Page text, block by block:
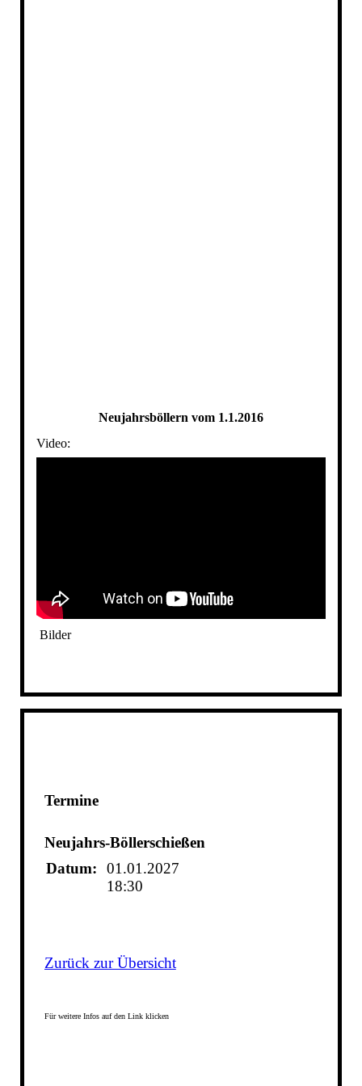
Neujahrsböllern vom 1.1.2016
Video:
Bilder
Termine
Neujahrs-Böllerschießen
Datum:
01.01.2027
18:30
Zurück zur Übersicht
Für weitere Infos auf den Link klicken